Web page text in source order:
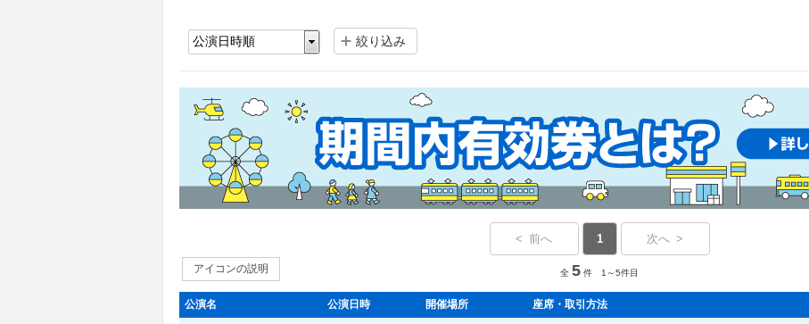
絞り込み
アイコンの説明
< 前へ 1 次へ >
全 5 件 1～5件目
公演名 公演日時 開催場所 座席・取引方法